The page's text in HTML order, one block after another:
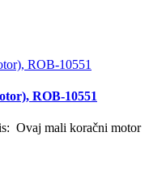
ROB-10551
Ovaj mali koračni motor